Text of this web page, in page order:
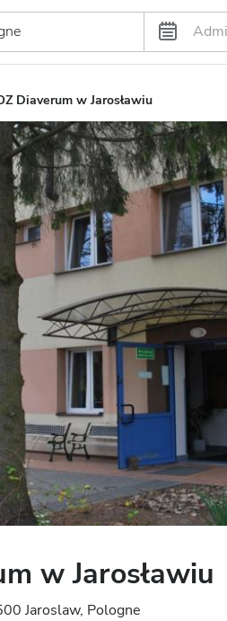
Diaverum w Jarosławiu
w Jarosławiu
Jaroslaw, Pologne